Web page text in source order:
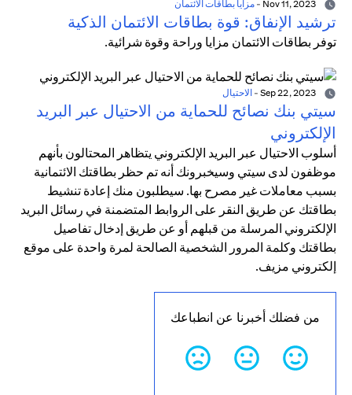
- مزايا بطاقات الائتمان
ترشيد الإنفاق: قوة بطاقات الائتمان الذكية
توفر بطاقات الائتمان مزايا وراحة وقوة شرائية.
- الاحتيال
سيتي بنك نصائح للحماية من الاحتيال عبر البريد
الإلكتروني
أسلوب الاحتيال عبر البريد الإلكتروني يتظاهر المحتالون بأنهم
موظفون لدى سيتي وسيخبرونك أنه تم حظر بطاقتك الائتمانية
بسبب معاملات غير مصرح بها. سيطلبون منك إعادة تنشيط
بطاقتك عن طريق النقر على الروابط المتضمنة في رسائل البريد
الإلكتروني المرسلة من قبلهم أو عن طريق إدخال تفاصيل
بطاقتك وكلمة المرور الشخصية الصالحة لمرة واحدة على موقع
إلكتروني مزيف.
من فضلك أخبرنا عن انطباعك